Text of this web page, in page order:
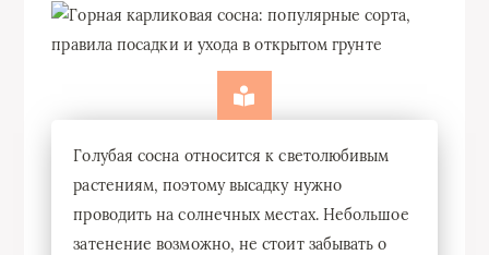
Голубая сосна относится к светолюбивым
растениям, поэтому высадку нужно
проводить на солнечных местах. Небольшое
затенение возможно, не стоит забывать о